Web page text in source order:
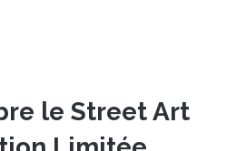
le Street Art